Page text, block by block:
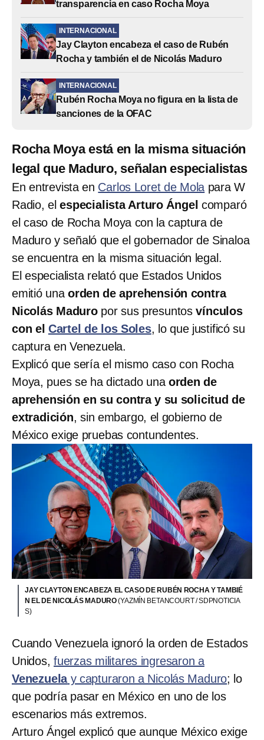
transparencia en caso Rocha Moya
INTERNACIONAL
Jay Clayton encabeza el caso de Rubén
Rocha y también el de Nicolás Maduro
INTERNACIONAL
Rubén Rocha Moya no figura en la lista de
sanciones de la OFAC
Rocha Moya está en la misma situación
legal que Maduro, señalan especialistas
En entrevista en Carlos Loret de Mola para W
Radio, elespecialista Arturo Ángel comparó
el caso de Rocha Moya con la captura de
Maduro y señaló que el gobernador de Sinaloa
se encuentra en la misma situación legal.
El especialista relató que Estados Unidos
emitió unaorden de aprehensión contra
Nicolás Maduro por sus presuntosvínculos
con el Cartel de los Soles, lo que justificó su
captura en Venezuela.
Explicó que sería el mismo caso con Rocha
Moya, pues se ha dictado una orden de
aprehensión en su contra y su solicitud de
extradición, sin embargo, el gobierno de
México exige pruebas contundentes.
JAY CLAYTON ENCABEZA EL CASO DE RUBÉN ROCHA Y TAMBIÉ
N EL DE NICOLÁS MADURO(YAZMÍN BETANCOURT / SDPNOTICIA
S)
Cuando Venezuela ignoró la orden de Estados
Unidos, fuerzas militares ingresaron a
Venezuelay capturaron a Nicolás Maduro; lo
que podría pasar en México en uno de los
escenarios más extremos.
Arturo Ángel explicó que aunque México exige